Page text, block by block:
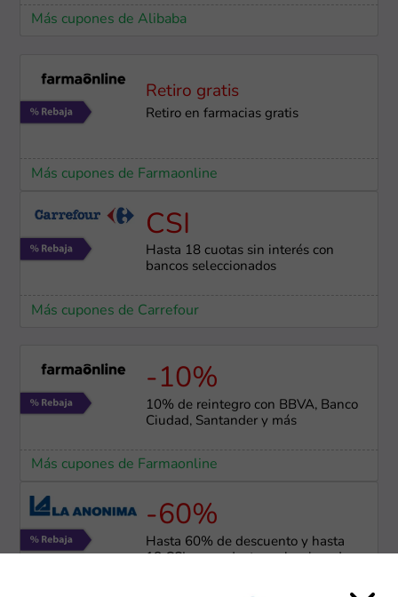
Más cupones de Alibaba
Retiro gratis
Retiro en farmacias gratis
Más cupones de Farmaonline
CSI
Hasta 18 cuotas sin interés con
bancos seleccionados
Más cupones de Carrefour
-10%
10% de reintegro con BBVA, Banco
Ciudad, Santander y más
Más cupones de Farmaonline
-60%
Hasta 60% de descuento y hasta
18 CSI en productos seleccionados